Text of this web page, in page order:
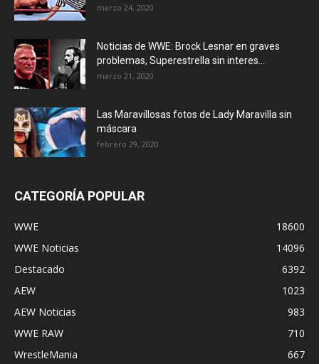
marzo 24, 2020
Noticias de WWE: Brock Lesnar en graves
problemas, Superestrella sin interes...
marzo 21, 2020
Las Maravillosas fotos de Lady Maravilla sin
máscara
febrero 29, 2020
CATEGORÍA POPULAR
WWE
18600
WWE Noticias
14096
Destacado
6392
AEW
1023
AEW Noticias
983
WWE RAW
710
WrestleMania
667